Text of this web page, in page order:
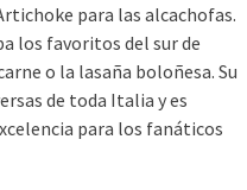
para las alcachofas.
los favoritos del sur de
o la lasaña boloñesa. Su
de toda Italia y es
para los fanáticos